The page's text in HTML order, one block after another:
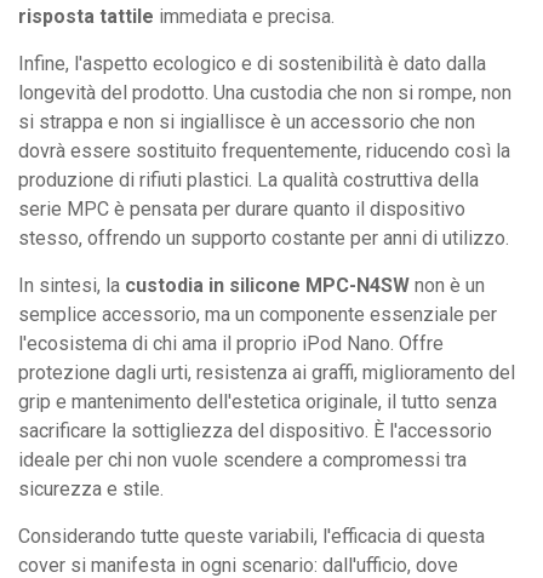
risposta tattile immediata e precisa.
Infine, l'aspetto ecologico e di sostenibilità è dato dalla
longevità del prodotto. Una custodia che non si rompe, non
si strappa e non si ingiallisce è un accessorio che non
dovrà essere sostituito frequentemente, riducendo così la
produzione di rifiuti plastici. La qualità costruttiva della
serie MPC è pensata per durare quanto il dispositivo
stesso, offrendo un supporto costante per anni di utilizzo.
In sintesi, la custodia in silicone MPC-N4SW non è un
semplice accessorio, ma un componente essenziale per
l'ecosistema di chi ama il proprio iPod Nano. Offre
protezione dagli urti, resistenza ai graffi, miglioramento del
grip e mantenimento dell'estetica originale, il tutto senza
sacrificare la sottigliezza del dispositivo. È l'accessorio
ideale per chi non vuole scendere a compromessi tra
sicurezza e stile.
Considerando tutte queste variabili, l'efficacia di questa
cover si manifesta in ogni scenario: dall'ufficio, dove